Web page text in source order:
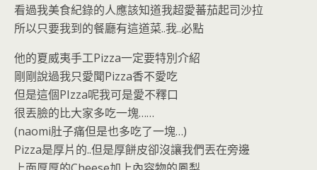
看過我美食紀錄的人應該知道我超愛蕃茄起司沙拉
所以只要我到的餐廳有這道菜..我..必點
他的夏威夷手工Pizza一定要特別介紹
剛剛說過我只愛聞Pizza香不愛吃
但是這個PIzza呢我可是愛不釋口
很丟臉的比大家多吃一塊……
(naomi肚子痛但是也多吃了一塊…)
Pizza是厚片的..但是厚餅皮卻沒讓我們丟在旁邊